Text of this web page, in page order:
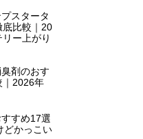
スタータ
底比較｜20
ー上がり
剤のおす
｜2026年
すめ17選
どかっこい